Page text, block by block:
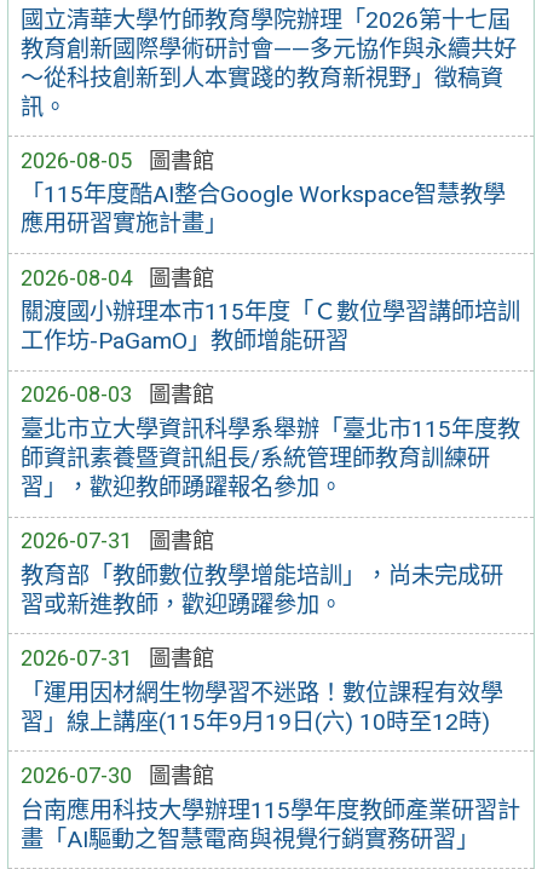
國立清華大學竹師教育學院辦理「2026第十七屆
教育創新國際學術研討會——多元協作與永續共好
～從科技創新到人本實踐的教育新視野」徵稿資
訊。
2026-08-05 圖書館
「115年度酷AI整合Google Workspace智慧教學
應用研習實施計畫」
2026-08-04 圖書館
關渡國小辦理本市115年度「Ｃ數位學習講師培訓
工作坊-PaGamO」教師增能研習
2026-08-03 圖書館
臺北市立大學資訊科學系舉辦「臺北市115年度教
師資訊素養暨資訊組長/系統管理師教育訓練研
習」，歡迎教師踴躍報名參加。
2026-07-31 圖書館
教育部「教師數位教學增能培訓」，尚未完成研
習或新進教師，歡迎踴躍參加。
2026-07-31 圖書館
「運用因材網生物學習不迷路！數位課程有效學
習」線上講座(115年9月19日(六) 10時至12時)
2026-07-30 圖書館
台南應用科技大學辦理115學年度教師產業研習計
畫「AI驅動之智慧電商與視覺行銷實務研習」